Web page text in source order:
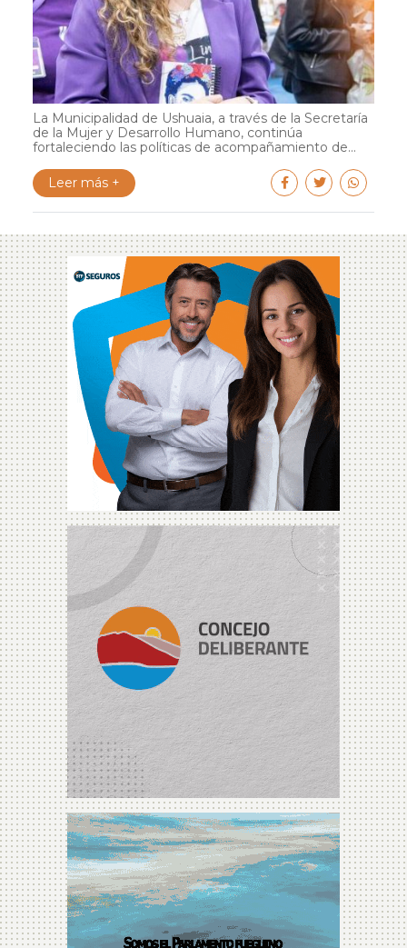
La Municipalidad de Ushuaia, a través de la Secretaría
de la Mujer y Desarrollo Humano, continúa
fortaleciendo las políticas de acompañamiento de...
Leer más +